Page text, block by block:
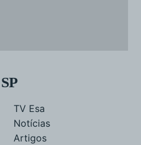
TV Esa
Notícias
Artigos